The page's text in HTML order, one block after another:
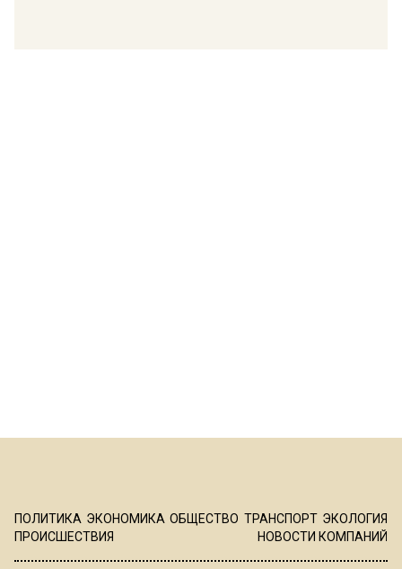
ПОЛИТИКА ЭКОНОМИКА ОБЩЕСТВО ТРАНСПОРТ ЭКОЛОГИЯ
ПРОИСШЕСТВИЯ
НОВОСТИ КОМПАНИЙ